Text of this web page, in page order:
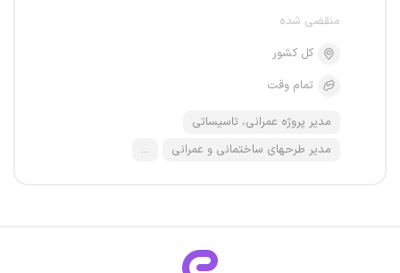
منقضی شده
کل کشور
تمام وقت
مدیر پروژه عمرانی، تاسیساتی
مدیر طرحهای ساختمانی و عمرانی
...